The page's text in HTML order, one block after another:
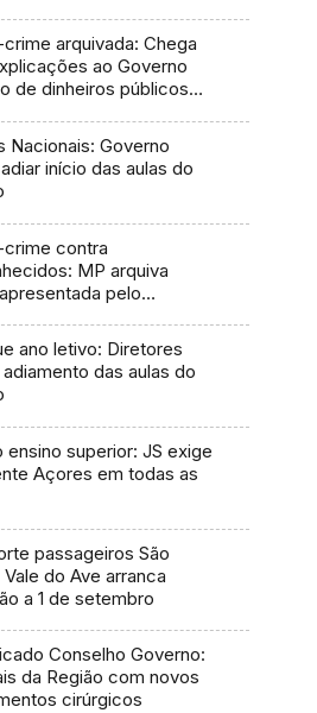
arquivada: Chega
ao Governo
de dinheiros públicos
Nacionais: Governo
início das aulas do
crime contra
MP arquiva
pelo
ano letivo: Diretores
das aulas do
ensino superior: JS exige
Açores em todas as
passageiros São
do Ave arranca
a 1 de setembro
Conselho Governo:
da Região com novos
cirúrgicos